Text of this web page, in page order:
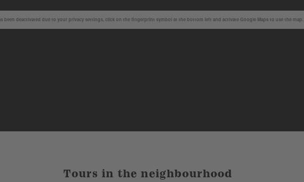
been deactivated due to your privacy settings, click on the fingerprint symbol at the bottom left and activate Google Maps to use the map.
Tours in the neighbourhood